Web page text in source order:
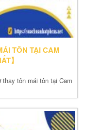
TÔN TẠI CAM
】
tôn mái tôn tại Cam